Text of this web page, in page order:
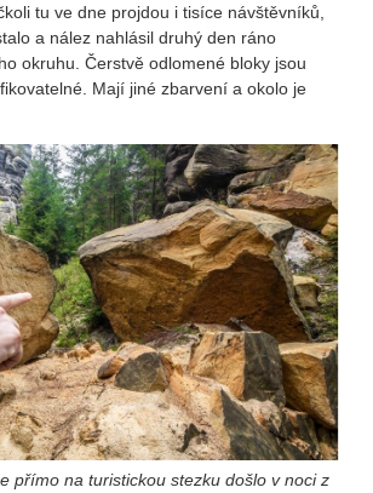
tu ve dne projdou i tisíce návštěvníků,
a nález nahlásil druhý den ráno
okruhu. Čerstvě odlomené bloky jsou
Mají jiné zbarvení a okolo je
přímo na turistickou stezku došlo v noci z